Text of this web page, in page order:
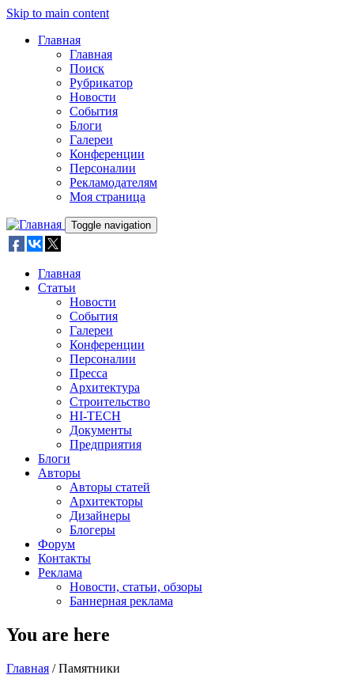
Skip to main content
Главная
Главная
Поиск
Рубрикатор
Новости
События
Блоги
Галереи
Конференции
Персоналии
Рекламодателям
Моя страница
Toggle navigation
Главная
Статьи
Новости
События
Галереи
Конференции
Персоналии
Пресса
Архитектура
Строительство
HI-TECH
Документы
Предприятия
Блоги
Авторы
Авторы статей
Архитекторы
Дизайнеры
Блогеры
Форум
Контакты
Реклама
Новости, статьи, обзоры
Баннерная реклама
You are here
Главная / Памятники